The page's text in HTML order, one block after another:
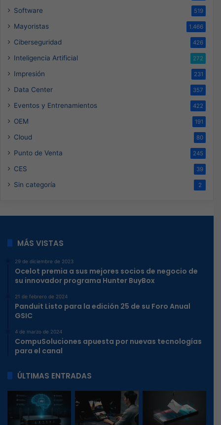
Software 519
Mayoristas 1.466
Ciberseguridad 426
Inteligencia Artificial 272
Impresión 231
Data Center 357
Eventos y Entrenamientos 422
OEM 191
Cloud 80
Punto de Venta 245
CES 39
Sin categoría 2
MÁS VISTAS
29 de diciembre de 2023
Ocelot premia a sus mejores socios de negocio de
su innovador programa Hunter BuyBox
21 de febrero de 2024
Panduit Listo para la edición 25 de su Foro Anual
GSIC
4 de marzo de 2024
CompuSoluciones apuesta por nuevas tecnologías
para el canal
ÚLTIMAS ENTRADAS